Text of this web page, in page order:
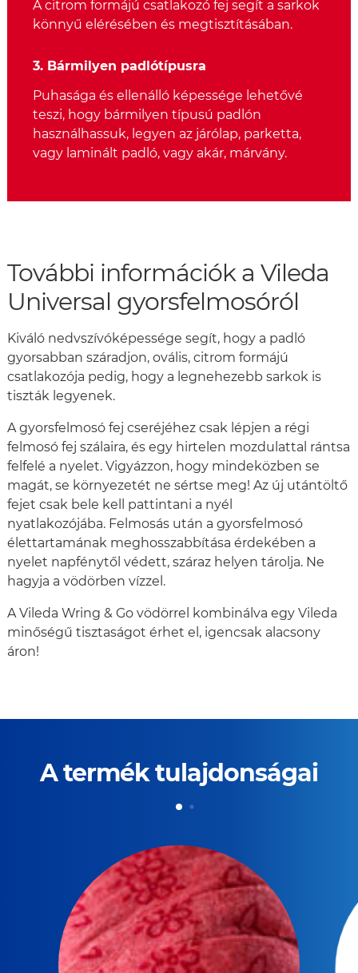
A citrom formájú csatlakozó fej segít a sarkok
könnyű elérésében és megtisztításában.
3. Bármilyen padlótípusra
Puhasága és ellenálló képessége lehetővé
teszi, hogy bármilyen típusú padlón
használhassuk, legyen az járólap, parketta,
vagy laminált padló, vagy akár, márvány.
További információk a Vileda
Universal gyorsfelmosóról
Kiváló nedvszívóképessége segít, hogy a padló
gyorsabban száradjon, ovális, citrom formájú
csatlakozója pedig, hogy a legnehezebb sarkok is
tiszták legyenek.
A gyorsfelmosó fej cseréjéhez csak lépjen a régi
felmosó fej szálaira, és egy hirtelen mozdulattal rántsa
felfelé a nyelet. Vigyázzon, hogy mindeközben se
magát, se környezetét ne sértse meg! Az új utántöltő
fejet csak bele kell pattintani a nyél
nyatlakozójába. Felmosás után a gyorsfelmosó
élettartamának meghosszabbítása érdekében a
nyelet napfénytől védett, száraz helyen tárolja. Ne
hagyja a vödörben vízzel.
A Vileda Wring & Go vödörrel kombinálva egy Vileda
minőségű tisztaságot érhet el, igencsak alacsony
áron!
A termék tulajdonságai